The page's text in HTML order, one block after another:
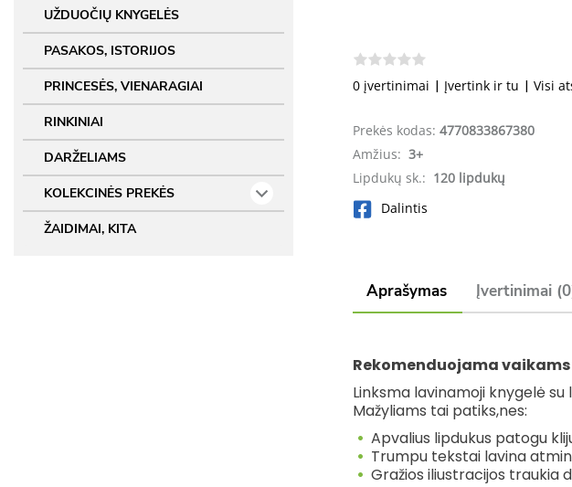
UŽDUOČIŲ KNYGELĖS
PASAKOS, ISTORIJOS
PRINCESĖS, VIENARAGIAI
RINKINIAI
DARŽELIAMS
KOLEKCINĖS PREKĖS
ŽAIDIMAI, KITA
0 įvertinimai | Įvertink ir tu | Visi
Prekės kodas: 4770833867380
Amžius: 3+
Lipdukų sk.: 120 lipdukų
Dalintis
Aprašymas Įvertinimai
Rekomenduojama vaikams
Linksma lavinamoji knygelė
Mažyliams tai patiks,nes:
Apvalius lipdukus patogu
Trumpu tekstai lavina
Gražios iliustracijos traukia